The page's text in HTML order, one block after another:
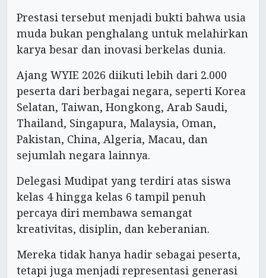
Prestasi tersebut menjadi bukti bahwa usia
muda bukan penghalang untuk melahirkan
karya besar dan inovasi berkelas dunia.
Ajang WYIE 2026 diikuti lebih dari 2.000
peserta dari berbagai negara, seperti Korea
Selatan, Taiwan, Hongkong, Arab Saudi,
Thailand, Singapura, Malaysia, Oman,
Pakistan, China, Algeria, Macau, dan
sejumlah negara lainnya.
Delegasi Mudipat yang terdiri atas siswa
kelas 4 hingga kelas 6 tampil penuh
percaya diri membawa semangat
kreativitas, disiplin, dan keberanian.
Mereka tidak hanya hadir sebagai peserta,
tetapi juga menjadi representasi generasi